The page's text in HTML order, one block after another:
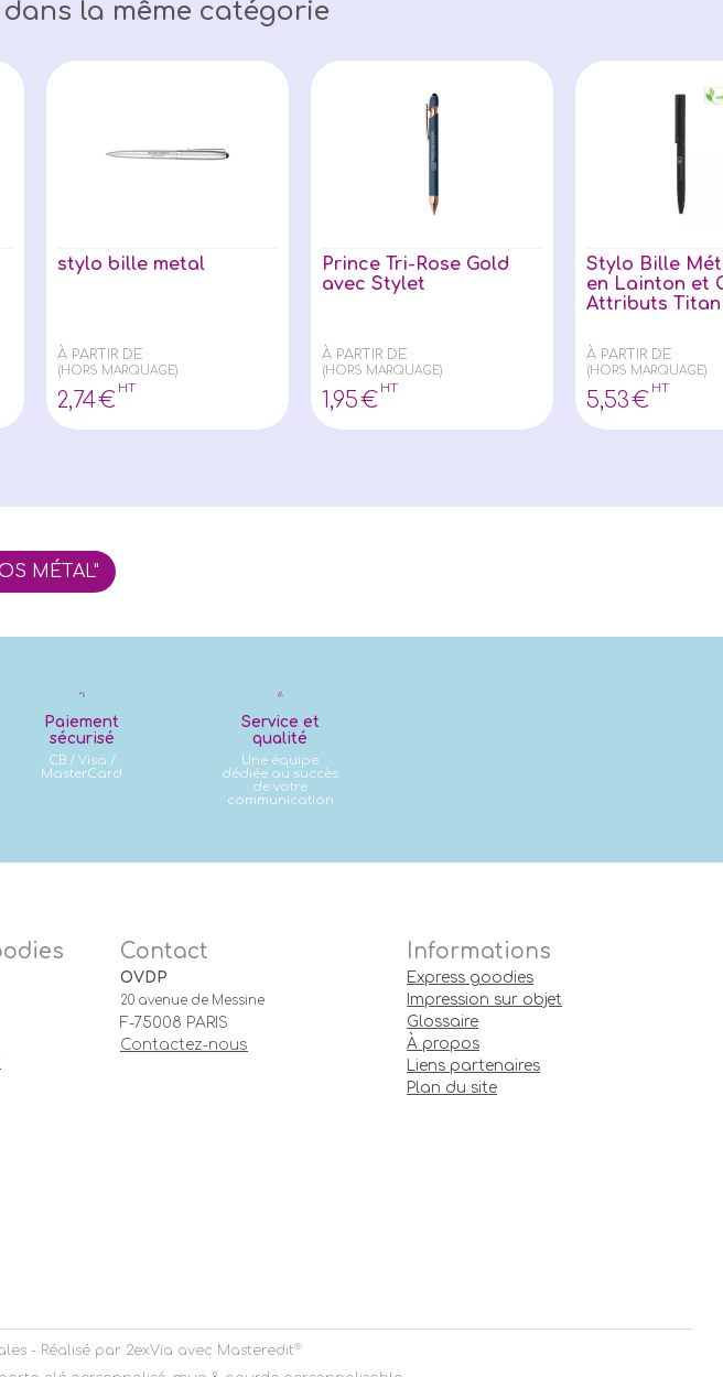
la même catégorie
stylo bille metal
À PARTIR DE
(HORS MARQUAGE)
2,74€
HT
Prince Tri-Rose Gold
avec Stylet
À PARTIR DE
(HORS MARQUAGE)
1 ,95€
HT
Stylo Bille
en Lainton et
Attributs
À PARTIR DE
(HORS MARQUAGE)
5,53€
HT
MÉTAL"
Paiement
sécurisé
CB / Visa /
MasterCard
Service et
qualité
Une équipe
dédiée au succès
de votre
communication
Contact
OVDP
20 avenue de Messine
F-75008 PARIS
Contactez-nous
Informations
Express goodies
Impression sur objet
Glossaire
À propos
Liens partenaires
Plan du site
- Réalisé par 2exVia avec Masteredit®